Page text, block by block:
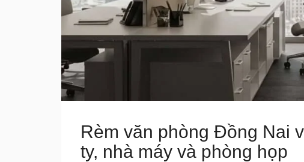
Rèm văn phòng Đồng Nai
ty, nhà máy và phòng họp